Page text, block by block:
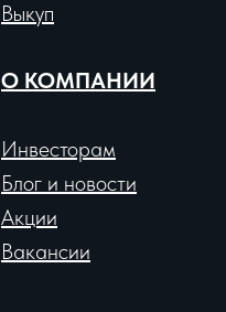
Выкуп
О КОМПАНИИ
Инвесторам
Блог и новости
Акции
Вакансии